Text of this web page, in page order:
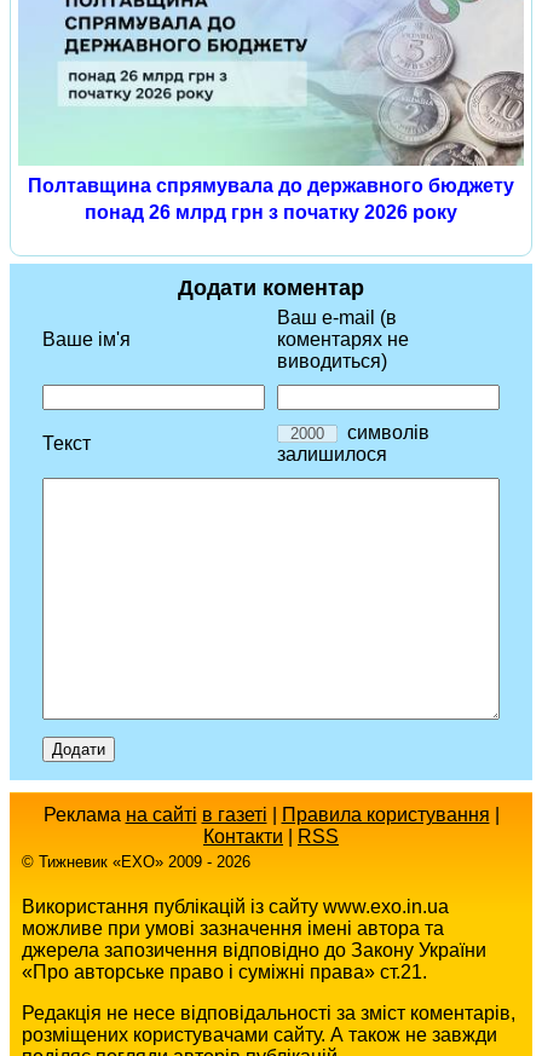
Полтавщина спрямувала до державного бюджету
понад 26 млрд грн з початку 2026 року
Додати коментар
Ваше ім'я
Ваш e-mail (в
коментарях не
виводиться)
Текст
символів
залишилося
Реклама на сайті в газеті Правила користування
Контакти
RSS
© Тижневик «EХO» 2009 - 2026
Використання публікацій із сайту www.exo.in.ua
можливе при умові зазначення імені автора та
джерела запозичення відповідно до Закону України
«Про авторське право і суміжні права» ст.21.
Редакція не несе відповідальності за зміст коментарів,
розміщених користувачами сайту. А також не завжди